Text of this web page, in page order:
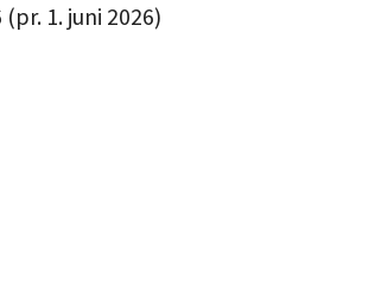
1. juni 2026)